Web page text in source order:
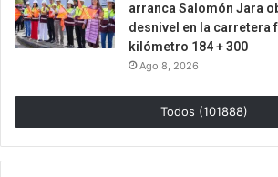
arranca Salomón Jara
desnivel en la carretera
kilómetro 184 + 300
Ago 8, 2026
Todos (101888)